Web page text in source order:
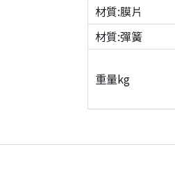
材質:膜片
材質:彈簧
重量kg